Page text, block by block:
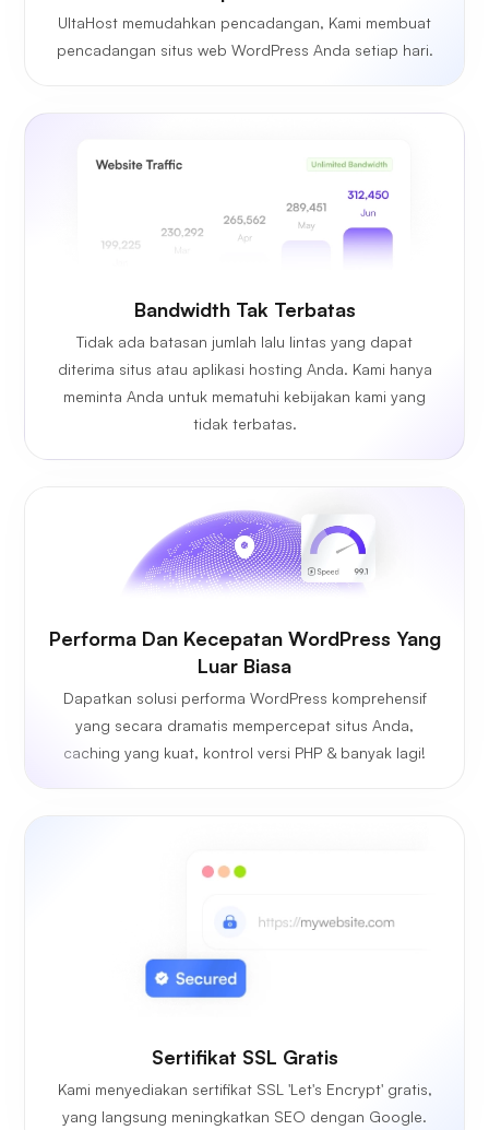
UltaHost memudahkan pencadangan, Kami membuat
pencadangan situs web WordPress Anda setiap hari.
Bandwidth Tak Terbatas
Tidak ada batasan jumlah lalu lintas yang dapat
diterima situs atau aplikasi hosting Anda. Kami hanya
meminta Anda untuk mematuhi kebijakan kami yang
tidak terbatas.
Performa Dan Kecepatan WordPress Yang
Luar Biasa
Dapatkan solusi performa WordPress komprehensif
yang secara dramatis mempercepat situs Anda,
caching yang kuat, kontrol versi PHP & banyak lagi!
Sertifikat SSL Gratis
Kami menyediakan sertifikat SSL 'Let's Encrypt' gratis,
yang langsung meningkatkan SEO dengan Google.